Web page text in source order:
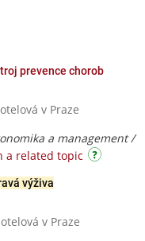
prevence chorob
v Praze
a management /
a related topic
výživa
v Praze